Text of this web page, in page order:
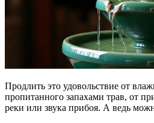
Продлить это удовольствие от
пропитанного запахами трав, от
реки или звука прибоя. А ведь